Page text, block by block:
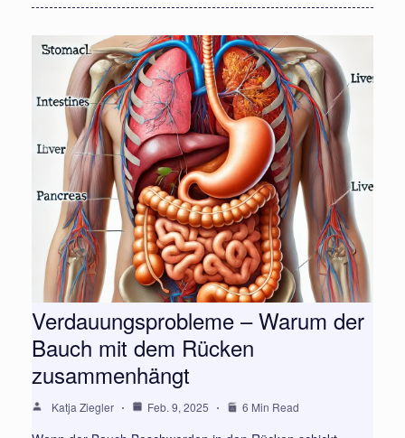
Verdauungsprobleme – Warum der
Bauch mit dem Rücken
zusammenhängt
Katja Ziegler Feb. 9, 2025 6 Min Read